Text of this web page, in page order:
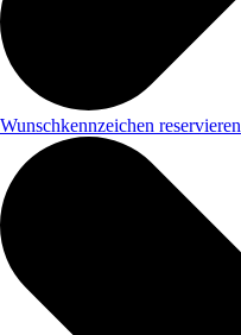
Wunschkennzeichen reservieren